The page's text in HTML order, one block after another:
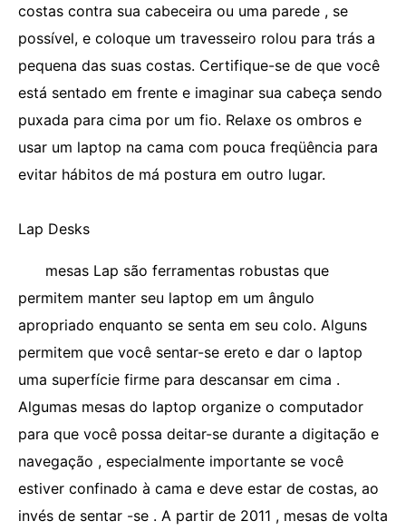
costas contra sua cabeceira ou uma parede , se
possível, e coloque um travesseiro rolou para trás a
pequena das suas costas. Certifique-se de que você
está sentado em frente e imaginar sua cabeça sendo
puxada para cima por um fio. Relaxe os ombros e
usar um laptop na cama com pouca freqüência para
evitar hábitos de má postura em outro lugar.
Lap Desks
mesas Lap são ferramentas robustas que
permitem manter seu laptop em um ângulo
apropriado enquanto se senta em seu colo. Alguns
permitem que você sentar-se ereto e dar o laptop
uma superfície firme para descansar em cima .
Algumas mesas do laptop organize o computador
para que você possa deitar-se durante a digitação e
navegação , especialmente importante se você
estiver confinado à cama e deve estar de costas, ao
invés de sentar -se . A partir de 2011 , mesas de volta